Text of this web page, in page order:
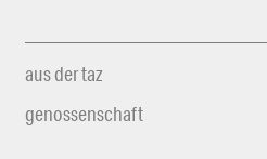
aus der taz
genossenschaft